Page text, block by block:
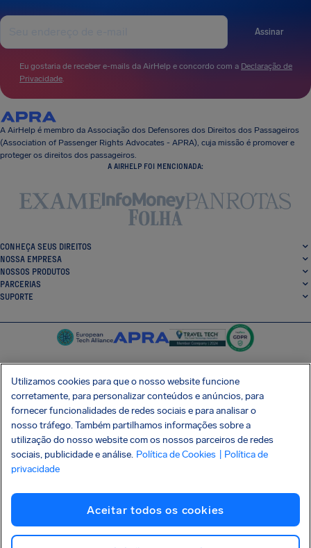
Assinar
Eu gostaria de receber e-mails da AirHelp e concordo com a Declaração de
Privacidade.
A AirHelp é membro da Associação dos Defensores dos Direitos dos Passageiros
(Association of Passenger Rights Advocates - APRA), cuja missão é promover e
proteger os direitos dos passageiros.
A AIRHELP FOI MENCIONADA:
CONHEÇA SEUS DIREITOS
NOSSA EMPRESA
NOSSOS PRODUTOS
PARCERIAS
SUPORTE
SocialFacebook
SocialTwitter
SocialInstagram
SocialLinkedin
BAIXE GRÁTIS NOSSO APP
Política de Privacidade
Imprint
Ataque à cadeia de suprimentos Shai-Hulud
Utilizamos cookies para que o nosso website funcione
corretamente, para personalizar conteúdos e anúncios, para
fornecer funcionalidades de redes sociais e para analisar o
nosso tráfego. Também partilhamos informações sobre a
utilização do nosso website com os nossos parceiros de redes
sociais, publicidade e análise. Política de Cookies
| Política de
privacidade
Aceitar todos os cookies